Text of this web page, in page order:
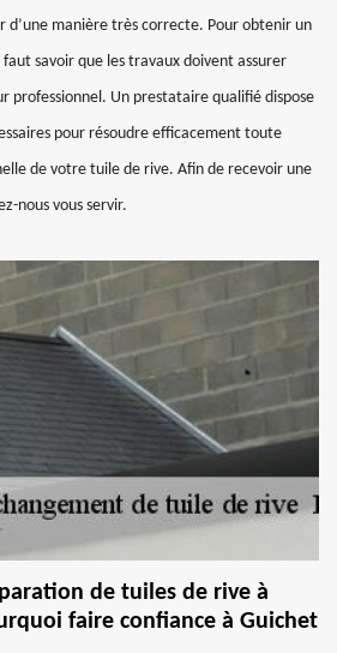
d’une manière très correcte. Pour obtenir un
savoir que les travaux doivent assurer
professionnel. Un prestataire qualifié dispose
pour résoudre efficacement toute
de votre tuile de rive. Afin de recevoir une
nous vous servir.
de tuiles de rive à
faire confiance à Guichet